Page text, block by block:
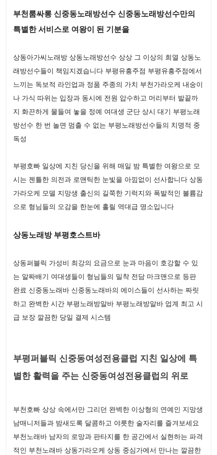
부천룸싸롱 신중동노래방선수 신중동노래방선수만의
특별한 서비스로 여왕이 된 기분을
상동아가씨노래방 상동노래방선수 상상 그 이상의 희열 상동노
래방선수들이 책임지겠습니다 부평유흥주점 부평유흥주점에서
느끼는 독보적 라인업과 정품 주종의 가치 부천가라오케 내숭이
나 가식 따위는 입장과 동시에 전원 압수하고 머리부터 발끝까
지 화끈하게 물들여 놓을 정예 여대생 군단 상시 대기 부평노래
방선수 한 번 놀면 멈출 수 없는 부평노래방선수들의 치명적 중
독성
부평호빠 일상에 지친 당신을 위해 매일 밤 특별한 여왕으로 모
시는 젠틀한 의전과 로맨틱한 눈빛을 아낌없이 선사합니다 상동
가라오케 모델 지망생 출신의 길쭉한 기럭지와 폭발적인 볼륨감
으로 형님들의 오감을 한눈에 홀릴 역대급 명소입니다
상동노래방 부평호스트바
상동퍼블릭 가성비 최강의 요금으로 눈과 마음이 호강할 수 있
는 알짜배기 여대생들이 형님들의 밀착 전담 마크맨으로 등판
완료 신중동노래바 신중동노래바의 에이스들이 선사하는 짜릿
하고 완벽한 시간 부평노래방알바 부평노래방알바 업계 최고 시
급 보장 깔끔한 당일 결제 시스템
부평퍼블릭 신중동여성전용클럽 지친 일상에 특
별한 활력을 주는 신중동여성전용클럽의 위로
부천호빠 상상 속에서만 그리던 완벽한 이상형의 연예인 지망생
남매니저들과 밤새도록 달콤하고 야릇한 술자리를 즐겨보세요
부천노래바 남자의 로망과 판타지를 한 공간에서 실현하는 파격
적인 부천노래바 상동가라오케 상동 중심가에서 만나는 깔끔한